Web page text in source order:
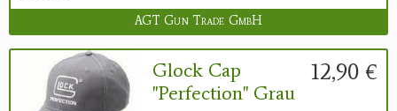
AGT Gun Trade GmbH
12,90 €
Glock Cap
"Perfection" Grau